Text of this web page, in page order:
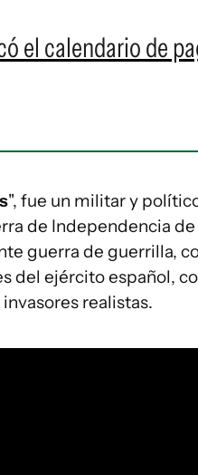
el calendario de
", fue un militar y
de Independencia
guerra de guerrilla,
del ejército español,
realistas.